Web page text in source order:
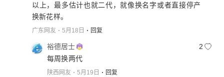
想出来他要干嘛，又一波营销，当然，无所谓
了，自己活好自己的就行了，操那么多心干嘛。
以上，最多估计也就二代，就像换名字或者直接停产
换新花样。
广东网友 5月18日 回复
裕德居士
2
每周换两代
陕西网友 5月19日 回复